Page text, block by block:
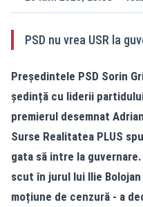
PSD nu vrea USR la
Președintele PSD Sorin
ședință cu liderii
premierul desemnat
Surse Realitatea PLUS
gata să intre la
scut în jurul lui Ilie
moțiune de cenzură - a